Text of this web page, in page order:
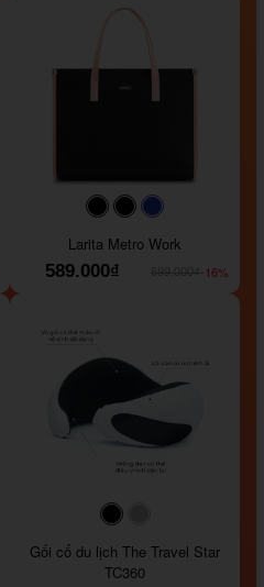
#000000#000000
Larita Metro Work
589.000₫
-16%
Gối cổ du lịch The Travel Star
TC360